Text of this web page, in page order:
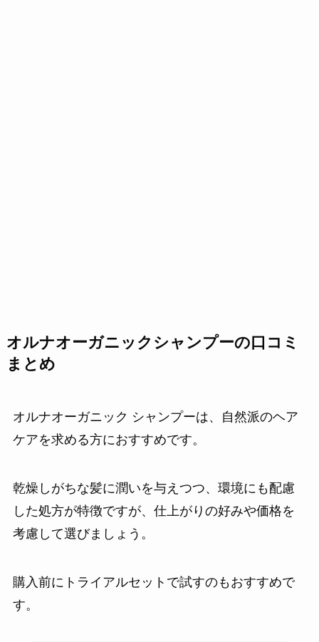
オルナオーガニックシャンプーの口コミ
まとめ
オルナオーガニック シャンプーは、自然派のヘア
ケアを求める方におすすめです。
乾燥しがちな髪に潤いを与えつつ、環境にも配慮
した処方が特徴ですが、仕上がりの好みや価格を
考慮して選びましょう。
購入前にトライアルセットで試すのもおすすめで
す。